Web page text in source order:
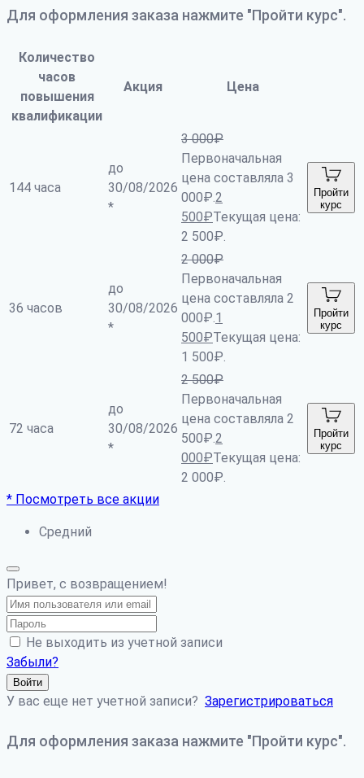
Для оформления заказа нажмите "Пройти курс".
Количество
часов
повышения
квалификации
Акция Цена
144 часа
до
30/08/2026
*
3 000₽
Первоначальная
цена составляла 3
000₽.2
500₽Текущая цена:
2 500₽.
Пройти
курс
36 часов
до
30/08/2026
*
2 000₽
Первоначальная
цена составляла 2
000₽.1
500₽Текущая цена:
1 500₽.
Пройти
курс
72 часа
до
30/08/2026
*
2 500₽
Первоначальная
цена составляла 2
500₽.2
000₽Текущая цена:
2 000₽.
Пройти
курс
* Посмотреть все акции
Средний
Привет, с возвращением!
Не выходить из учетной записи
Забыли?
Войти
У вас еще нет учетной записи? Зарегистрироваться
Для оформления заказа нажмите "Пройти курс".